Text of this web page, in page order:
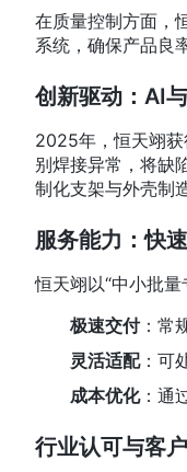
在质量控制方面，
系统，确保产品良
创新驱动：AI
2025年，恒天翊
别焊接异常，将缺
制化支架与外壳制
服务能力：快
恒天翊以“中小批
极速交付：常
灵活适配：可
成本优化：通
行业认可与客